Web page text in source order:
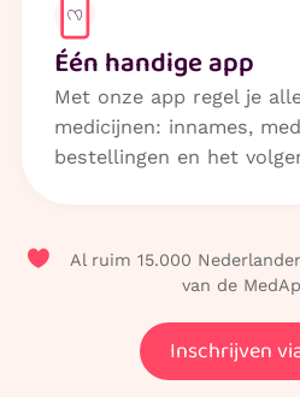
Één handige app
Met onze app regel je
medicijnen: innames,
bestellingen en het
Al ruim 15.000
van de
Inschrijven